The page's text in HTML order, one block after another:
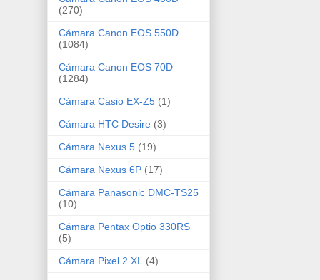
(270)
Cámara Canon EOS 550D
(1084)
Cámara Canon EOS 70D
(1284)
Cámara Casio EX-Z5 (1)
Cámara HTC Desire (3)
Cámara Nexus 5 (19)
Cámara Nexus 6P (17)
Cámara Panasonic DMC-TS25
(10)
Cámara Pentax Optio 330RS
(5)
Cámara Pixel 2 XL
(4)